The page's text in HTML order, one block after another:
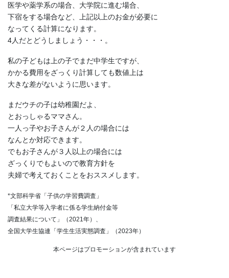
医学や薬学系の場合、大学院に進む場合、
下宿をする場合など、上記以上のお金が必要に
なってくる計算になります。
4人だとどうしましょう・・・。
私の子どもは上の子でまだ中学生ですが、
かかる費用をざっくり計算しても数値上は
大きな差がないように思います。
まだウチの子は幼稚園だよ、
とおっしゃるママさん。
一人っ子やお子さんが２人の場合には
なんとか対応できます。
でもお子さんが３人以上の場合には
ざっくりでもよいので教育方針を
夫婦で考えておくことをおススメします。
*文部科学省「子供の学習費調査」
「私立大学等入学者に係る学生納付金等
調査結果について」（2021年）、
全国大学生協連「学生生活実態調査」（2023年）
本ページはプロモーションが含まれています